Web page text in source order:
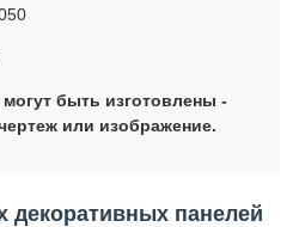
быть изготовлены -
или изображение.
панелей